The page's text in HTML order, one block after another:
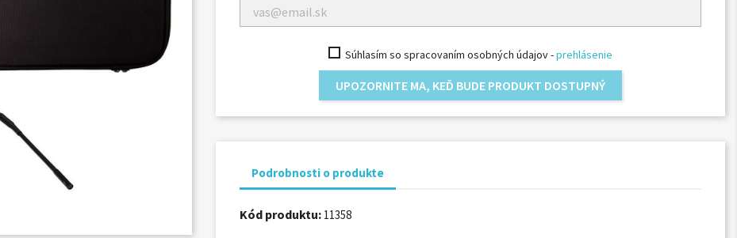
Súhlasím so spracovaním osobných údajov -prehlásenie
UPOZORNITE MA, KEĎ BUDE PRODUKT DOSTUPNÝ
Podrobnosti o produkte
Kód produktu: 11358